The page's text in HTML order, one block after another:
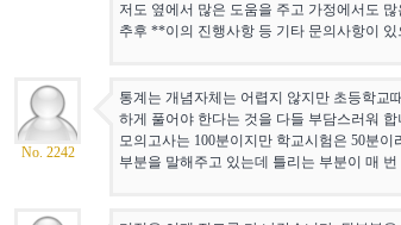
저도 옆에서 많은 도움을 주고 가정에서도
추후 **이의 진행사항 등 기타 문의사항이
No. 2242
통계는 개념자체는 어렵지 않지만 초등학교
하게 풀어야 한다는 것을 다들 부담스러워 합
모의고사는 100분이지만 학교시험은 50분
부분을 말해주고 있는데 틀리는 부분이 매